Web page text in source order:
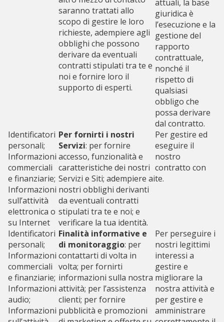
saranno trattati allo
scopo di gestire le loro
richieste, adempiere agli
obblighi che possono
derivare da eventuali
contratti stipulati tra te e
noi e fornire loro il
supporto di esperti.
attuali, la base
giuridica è
l’esecuzione e la
gestione del
rapporto
contrattuale,
nonché il
rispetto di
qualsiasi
obbligo che
possa derivare
dal contratto.
Identificatori
personali;
Informazioni
commerciali
e finanziarie;
Informazioni
sull’attività
elettronica o
su Internet
Per fornirti i nostri
Servizi: per fornire
accesso, funzionalità e
caratteristiche dei nostri
Servizi e Siti; adempiere ai
nostri obblighi derivanti
da eventuali contratti
stipulati tra te e noi; e
verificare la tua identità.
Per gestire ed
eseguire il
nostro
contratto con
te.
Identificatori
personali;
Informazioni
commerciali
e finanziarie;
Informazioni
audio;
Informazioni
Finalità informative e
di monitoraggio: per
contattarti di volta in
volta; per fornirti
informazioni sulla nostra
attività; per l’assistenza
clienti; per fornire
pubblicità e promozioni
Per perseguire i
nostri legittimi
interessi a
gestire e
migliorare la
nostra attività e
per gestire e
amministrare